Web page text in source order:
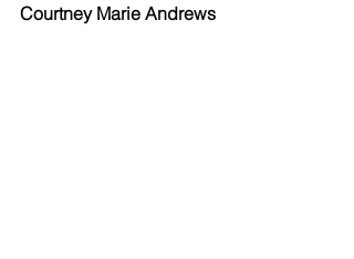
Courtney Marie Andrews